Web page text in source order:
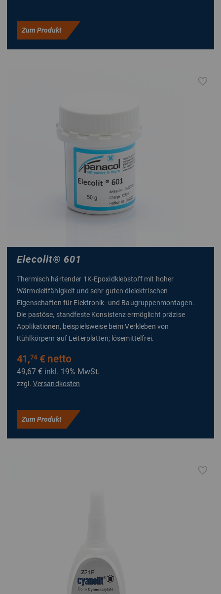
Zum Produkt
Elecolit® 601
Thermisch härtender 1K-Epoxidklebstoff mit hoher
Wärmeleitfähigkeit und sehr guten dielektrischen
Eigenschaften für Elektronik- und Baugruppenmontagen.
Die pastöse, standfeste Konsistenz ermöglicht präzise
Applikationen, beispielsweise beim Verkleben von
Kühlkörpern auf Leiterplatten; lösemittelfrei.
41,74€ netto
49,67 € inkl. 19% MwSt.
zzgl. Versandkosten
Zum Produkt